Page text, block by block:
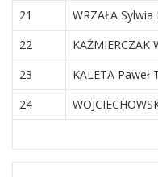
21
WRZAŁA
22
KAŹMIERCZAK
23
KALETA Paweł
24